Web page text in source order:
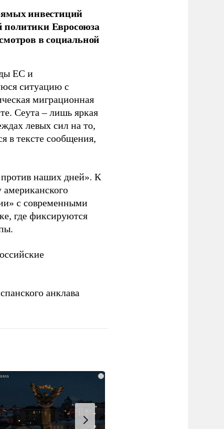
инвестиций
Евросоюза
в социальной
ЕС и
ситуацию с
миграционная
Сеута – лишь яркая
левых сил на то,
в тексте сообщения,
против наших дней». К
с современными
где фиксируются
анклава
i